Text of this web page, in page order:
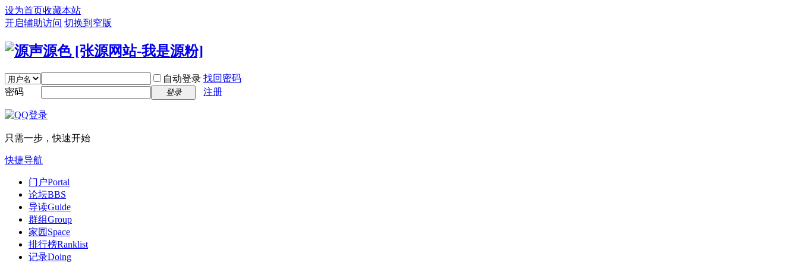
设为首页收藏本站
开启辅助访问 切换到窄版
自动登录 找回密码
密码
登录 注册
只需一步，快速开始
快捷导航
门户Portal
论坛BBS
导读Guide
群组Group
家园 Space
排行榜Ranklist
记录Doing